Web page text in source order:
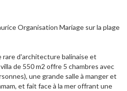
Organisation Mariage sur la plage
d'architecture balinaise et
de 550 m2 offre 5 chambres avec
une grande salle à manger et
et fait face à la mer offrant une